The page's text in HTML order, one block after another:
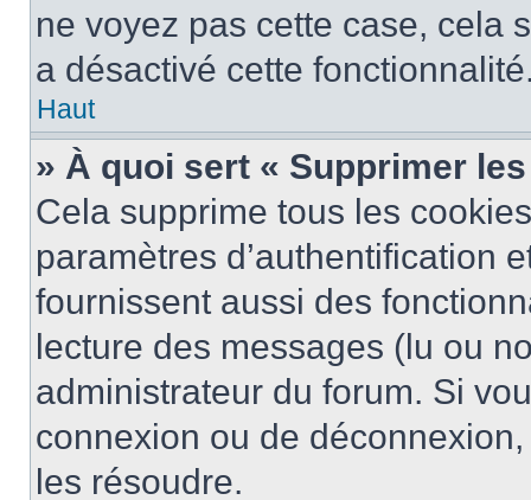
ne voyez pas cette case, cela
a désactivé cette
Haut
» À quoi sert « Supprimer
Cela supprime tous les
paramètres d’authentification
fournissent aussi des
lecture des messages (lu ou
administrateur du forum. Si
connexion ou de
les résoudre.